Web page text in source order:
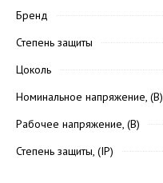
Бренд
Степень защиты
Цоколь
Номинальное напряжение, (В)
Рабочее напряжение, (В)
Степень защиты, (IP)